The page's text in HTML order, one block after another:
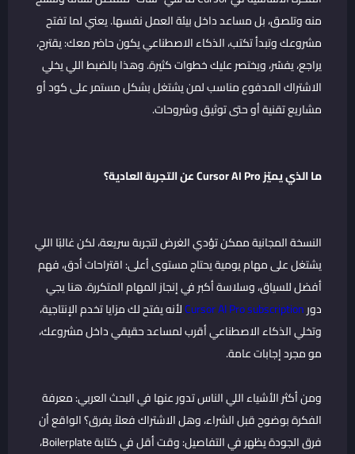
منه وتلصق، بل مساعد داخل بيئة العمل نفسها. يعني لما تفتح
مشروعك وتبدأ تكتب، الذكاء الاصطناعي يكون حاضر معك: يقترح،
يراجع، يفسّر، ويختصر عليك خطوات كثيرة. وهذا بالضبط اللي يخلي
الاشتراك المدفوع مناسب لمن يشتغل بشكل مستمر على كود أو
مشاريع تقنية أو حتى توثيق وشروحات.
ما الذي يميّز Cursor AI Pro عن التجربة العادية؟
النسخة المجانية ممكن تؤدي الغرض لتجربة سريعة، لكن غالبًا اللي
يشتغل على مهام يومية يحتاج مستوى أعلى: اقتراحات أدق، فهم
أفضل للسياق، وسلاسة أكبر في إنجاز المهام المتكررة. هنا يجي
دورCursor AI Pro subscriptionلأنه يفتح لك مزايا تخدم الإنتاجية،
وتخلي الذكاء الاصطناعي أقرب لمساعد حقيقي داخل مشروعك،
مو مجرد إجابات عامة.
ومن أكثر الأشياء اللي الناس تدور عنها في البحث العربي: معرفة
الفكرة بوضوح قبل الشراء، وهل الاشتراك فعلاً يفرق؟ الواقع أن
فرق الجودة يظهر في التفاصيل: وقت أقل في كتابة Boilerplate،